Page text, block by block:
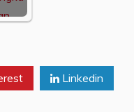
Linkedin